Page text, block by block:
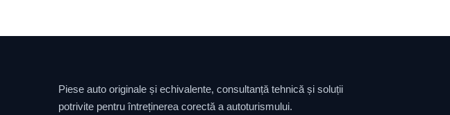
Piese auto originale și echivalente, consultanță tehnică și soluții
potrivite pentru întreținerea corectă a autoturismului.